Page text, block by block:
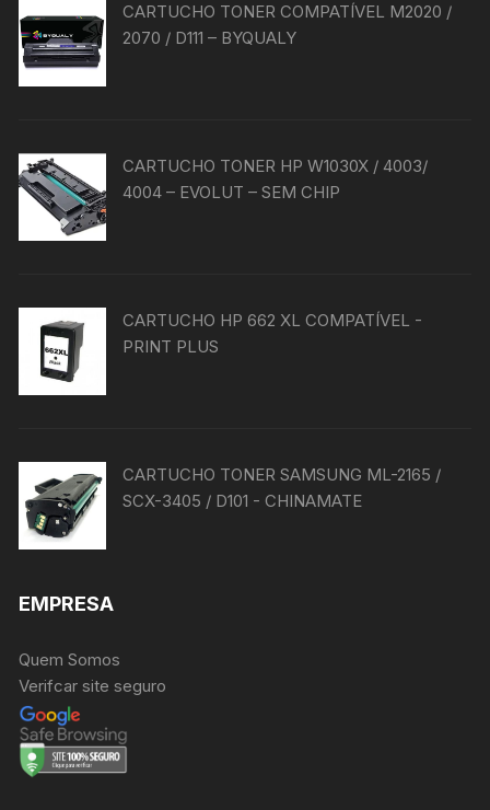
CARTUCHO TONER COMPATÍVEL M2020 /
2070 / D111 – BYQUALY
CARTUCHO TONER HP W1030X / 4003/
4004 – EVOLUT – SEM CHIP
CARTUCHO HP 662 XL COMPATÍVEL -
PRINT PLUS
CARTUCHO TONER SAMSUNG ML-2165 /
SCX-3405 / D101 - CHINAMATE
EMPRESA
Quem Somos
Verifcar site seguro